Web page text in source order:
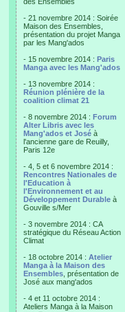
- 21 novembre 2014 : Soirée
Maison des Ensembles,
présentation du projet Manga
par les Mang'ados
- 15 novembre 2014 : Paris
Manga avec les Mang'ados
- 13 novembre 2014 :
Réunion plénière de la
coalition climat 21
- 8 novembre 2014 : Forum
Alter Libris avec les
Mang'ados et José à
l'ancienne gare de Reuilly,
Paris 12e
- 4, 5 et 6 novembre 2014 :
Rencontres Nationales de
l'Education à
l'Environnement et au
Développement Durable à
Gouville s/Mer
- 3 novembre 2014 : CA
stratégique du Réseau Action
Climat
- 18 octobre 2014 : Atelier
Manga à la Maison des
Ensembles , présentation de
José aux mang'ados
- 4 et 11 octobre 2014 :
Ateliers Manga à la Maison